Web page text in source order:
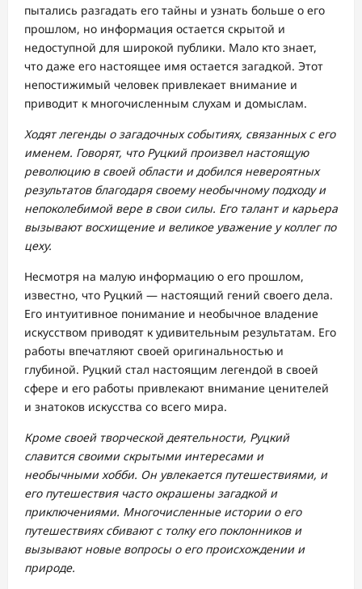
пытались разгадать его тайны и узнать больше о его
прошлом, но информация остается скрытой и
недоступной для широкой публики. Мало кто знает,
что даже его настоящее имя остается загадкой. Этот
непостижимый человек привлекает внимание и
приводит к многочисленным слухам и домыслам.
Ходят легенды о загадочных событиях, связанных с его
именем. Говорят, что Руцкий произвел настоящую
революцию в своей области и добился невероятных
результатов благодаря своему необычному подходу и
непоколебимой вере в свои силы. Его талант и карьера
вызывают восхищение и великое уважение у коллег по
цеху.
Несмотря на малую информацию о его прошлом,
известно, что Руцкий — настоящий гений своего дела.
Его интуитивное понимание и необычное владение
искусством приводят к удивительным результатам. Его
работы впечатляют своей оригинальностью и
глубиной. Руцкий стал настоящим легендой в своей
сфере и его работы привлекают внимание ценителей
и знатоков искусства со всего мира.
Кроме своей творческой деятельности, Руцкий
славится своими скрытыми интересами и
необычными хобби. Он увлекается путешествиями, и
его путешествия часто окрашены загадкой и
приключениями. Многочисленные истории о его
путешествиях сбивают с толку его поклонников и
вызывают новые вопросы о его происхождении и
природе.